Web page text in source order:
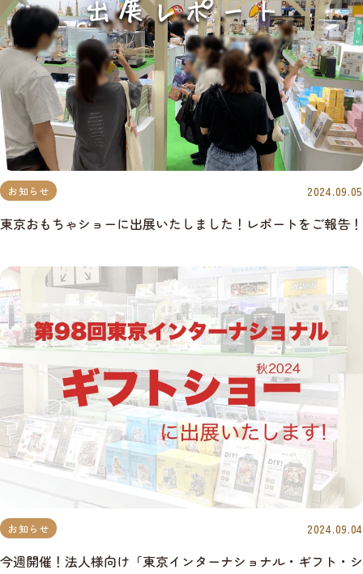
お知らせ 2024.09.05
東京おもちゃショーに出展いたしました！レポートをご報告！
お知らせ 2024.09.04
今週開催！法人様向け「東京インターナショナル・ギフト・シ